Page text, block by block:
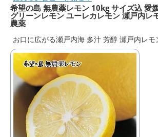
希望の島 無農薬レモン 10kg サイズ込 愛
グリーンレモン ユーレカレモン 瀬戸内レ
農薬
お口に広がる瀬戸内海 多汁 芳醇 瀬戸内レモ